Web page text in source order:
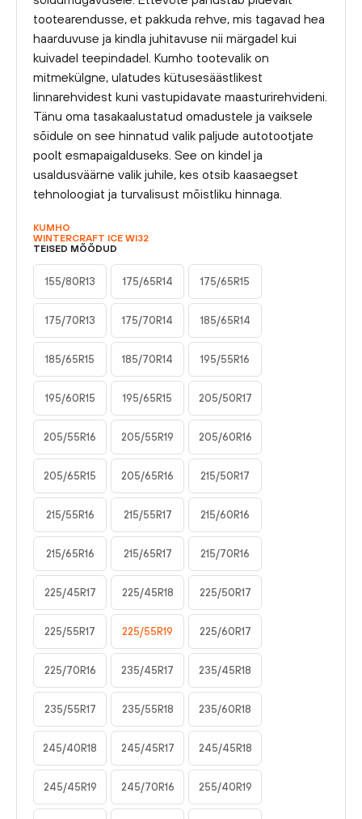
tootearendusse, et pakkuda rehve, mis tagavad hea
haarduvuse ja kindla juhitavuse nii märgadel kui
kuivadel teepindadel. Kumho tootevalik on
mitmekülgne, ulatudes kütusesäästlikest
linnarehvidest kuni vastupidavate maasturirehvideni.
Tänu oma tasakaalustatud omadustele ja vaiksele
sõidule on see hinnatud valik paljude autotootjate
poolt esmapaigalduseks. See on kindel ja
usaldusväärne valik juhile, kes otsib kaasaegset
tehnoloogiat ja turvalisust mõistliku hinnaga.
KUMHO
WINTERCRAFT ICE WI32
TEISED MÕÕDUD
155/80R13 175/65R14 175/65R15
175/70R13 175/70R14 185/65R14
185/65R15 185/70R14 195/55R16
195/60R15 195/65R15 205/50R17
205/55R16 205/55R19 205/60R16
205/65R15 205/65R16 215/50R17
215/55R16 215/55R17 215/60R16
215/65R16 215/65R17 215/70R16
225/45R17 225/45R18 225/50R17
225/55R17 225/55R19 225/60R17
225/70R16 235/45R17 235/45R18
235/55R17 235/55R18 235/60R18
245/40R18 245/45R17 245/45R18
245/45R19 245/70R16 255/40R19